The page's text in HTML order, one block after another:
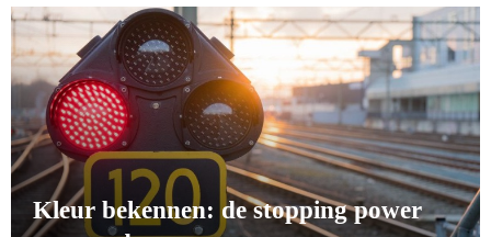
Kleur bekennen: de stopping power